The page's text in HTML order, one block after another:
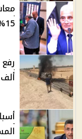
15% وخطوات الاستعلام وأماكن الصرف